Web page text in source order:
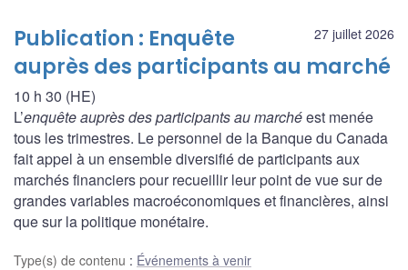
27 juillet 2026
Publication : Enquête
auprès des participants au marché
10 h 30 (HE)
L’enquête auprès des participants au marchéest menée
tous les trimestres. Le personnel de la Banque du Canada
fait appel à un ensemble diversifié de participants aux
marchés financiers pour recueillir leur point de vue sur de
grandes variables macroéconomiques et financières, ainsi
que sur la politique monétaire.
Type(s) de contenu : Événements à venir